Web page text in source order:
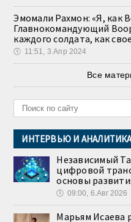
Эмомали Рахмон: «Я, как
Главнокомандующий
каждого солдата, как
🕔 11:51, 3.Апр 2024
Все
ИНТЕРВЬЮ И
Независимый
цифровой
основы
🕔 09:00, 6.Авг 2026
Марьям Исаева